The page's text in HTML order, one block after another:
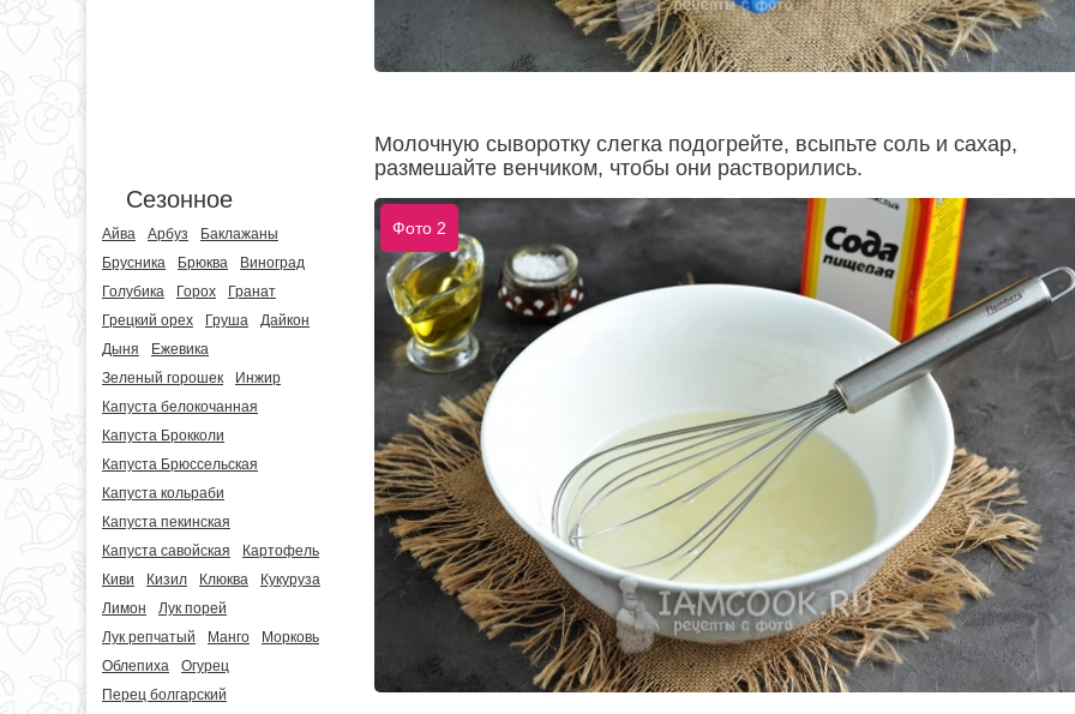
Сезонное
Айва Арбуз
Баклажаны
Брусника
Брюква
Виноград
Голубика
Горох
Гранат
Грецкий орех
Груша
Дайкон
Дыня
Ежевика
Зеленый горошек
Инжир
Капуста белокочанная
Капуста Брокколи
Капуста Брюссельская
Капуста кольраби
Капуста пекинская
Капуста савойская
Картофель
Киви
Кизил Клюква
Кукуруза
Лимон
Лук порей
Лук репчатый
Манго
Морковь
Облепиха
Огурец
Перец болгарский
Молочную сыворотку слегка подогрейте, всыпьте соль и сахар,
размешайте венчиком, чтобы они растворились.
Фото 2